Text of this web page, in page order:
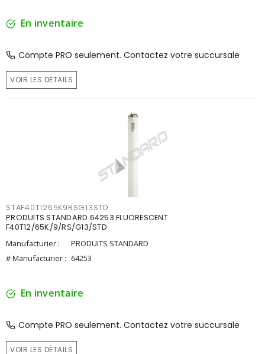
En inventaire
Compte PRO seulement. Contactez votre succursale
VOIR LES DÉTAILS
STAF40T1265K9RSG13STD
PRODUITS STANDARD 64253 FLUORESCENT
F40T12/65K/9/RS/G13/STD
Manufacturier :
PRODUITS STANDARD
# Manufacturier : 64253
En inventaire
Compte PRO seulement. Contactez votre succursale
VOIR LES DÉTAILS